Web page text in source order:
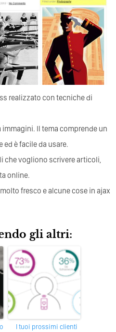
realizzato con tecniche di
immagini. Il tema comprende un
è facile da usare.
che vogliono scrivere articoli,
online.
fresco e alcune cose in ajax
gli altri:
I tuoi prossimi clienti